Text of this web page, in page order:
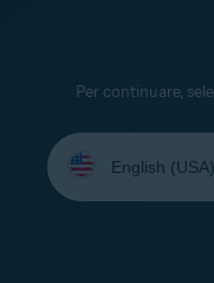
Per continuare,
la